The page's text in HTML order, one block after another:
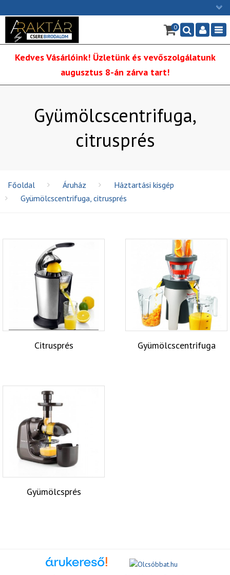
Ügyfélszolgálat: H-P: 9:00 - 16:00
06/1 255-2211
info@cserebirodalom.hu
×
0
Kedves Vásárlóink! Üzletünk és vevőszolgálatunk
augusztus 8-án zárva tart!
Gyümölcscentrifuga,
citrusprés
Főoldal Áruház
Háztartási kisgép
Gyümölcscentrifuga, citrusprés
Citrusprés Gyümölcscentrifuga
Gyümölcsprés